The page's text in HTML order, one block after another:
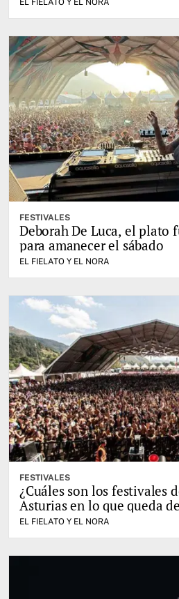
EL FIELATO Y EL NORA
FESTIVALES
Deborah De Luca, el plato
para amanecer el sábado
EL FIELATO Y EL NORA
FESTIVALES
¿Cuáles son los festivales
Asturias en lo que queda
EL FIELATO Y EL NORA